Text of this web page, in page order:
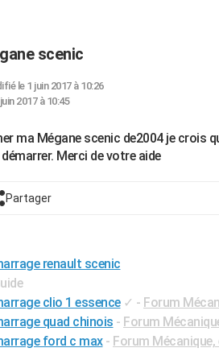
scenic
le 1 juin 2017 à 10:26
2017 à 10:45
ma Mégane scenic de2004 je crois
Merci de votre aide
Partager
renault scenic
clio 1 essence ✓ - Forum
quad chinois - Forum
ford c max - Forum